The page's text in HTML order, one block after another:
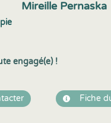
Mireille Pernaska
engagé(e) !
Fiche